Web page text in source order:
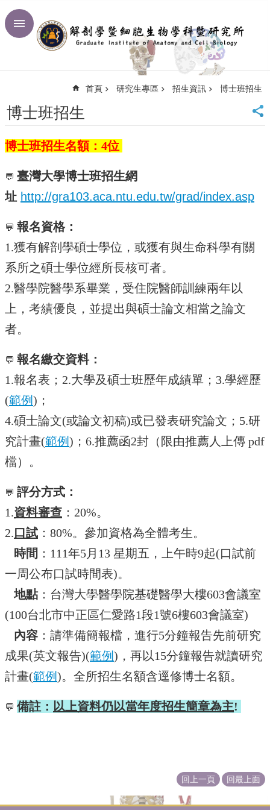
跳到主要內容區塊
進
首
頁
大
頁
站
覽
聯
絡
資
訊
雙
語
彙
English
科
所
簡
科
所
公
教
職
員
簡
介
大
學
生
區
研
究
生
專
解
館
首頁 研究生專區 招生資訊 博士班招生
博士班招生
博士班招生名額：4位
💬 臺灣大學博士班招生網
址 http://gra103.aca.ntu.edu.tw/grad/index.asp
💬 報名資格：
1.獲有解剖學碩士學位，或獲有與生命科學有關
系所之碩士學位經所長核可者。
2.醫學院醫學系畢業，受住院醫師訓練兩年以
上，考績優良，並提出與碩士論文相當之論文
者。
💬 報名繳交資料：
1.報名表；2.大學及碩士班歷年成績單；3.學經歷
(範例)；
4.碩士論文(或論文初稿)或已發表研究論文；5.研
究計畫(範例)；6.推薦函2封（限由推薦人上傳 pdf
檔）。
💬 評分方式：
1.資料審查 ：20%。
2. 口試 ：80%。參加資格為全體考生。
時間 ：111年5月13 星期五，上午時9起(口試前
一周公布口試時間表)。
地點：台灣大學醫學院基礎醫學大樓603會議室
(100台北市中正區仁愛路1段1號6樓603會議室)
內容 ：請準備簡報檔，進行5分鐘報告先前研究
成果(英文報告)(範例)，再以15分鐘報告就讀研究
計畫(範例)。全所招生名額含逕修博士名額。
💬 備註： 以上資料仍以當年度招生簡章為主!
回上一頁 回最上面